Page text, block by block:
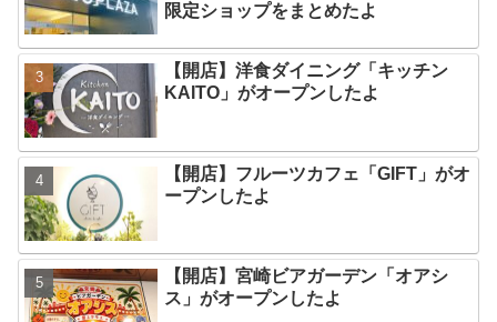
限定ショップをまとめたよ
【開店】洋食ダイニング「キッチン
KAITO」がオープンしたよ
【開店】フルーツカフェ「GIFT」がオ
ープンしたよ
【開店】宮崎ビアガーデン「オアシ
ス」がオープンしたよ